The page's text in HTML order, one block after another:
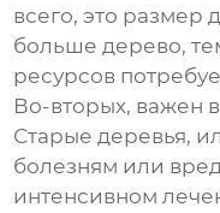
всего, это размер
больше дерево,
ресурсов
Во-вторых, важен
Старые деревья,
болезням или
интенсивном